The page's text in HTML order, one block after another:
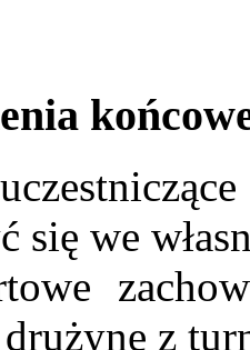
się we
z